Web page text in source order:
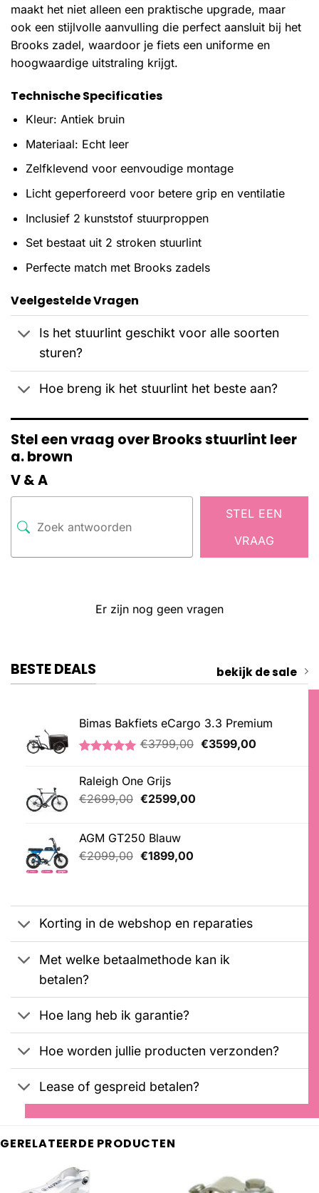
maakt het niet alleen een praktische upgrade, maar
ook een stijlvolle aanvulling die perfect aansluit bij het
Brooks zadel, waardoor je fiets een uniforme en
hoogwaardige uitstraling krijgt.
Technische Specificaties
Kleur: Antiek bruin
Materiaal: Echt leer
Zelfklevend voor eenvoudige montage
Licht geperforeerd voor betere grip en ventilatie
Inclusief 2 kunststof stuurproppen
Set bestaat uit 2 stroken stuurlint
Perfecte match met Brooks zadels
Veelgestelde Vragen
Is het stuurlint geschikt voor alle soorten
sturen?
Hoe breng ik het stuurlint het beste aan?
Stel een vraag over Brooks stuurlint leer
a. brown
V & A
STEL EEN
VRAAG
Er zijn nog geen vragen
BESTE DEALS bekijk de sale
Bimas Bakfiets eCargo 3.3 Premium
gebaseerd
op
klantbeoordelingen
€3799,00 Oorspronkelijke
€3599,00Huidige
Raleigh One Grijs
€2699,00 Oorspronkelijke
€2699,00.
€2599,00Huidige
AGM GT250 Blauw
€2099,00 Oorspronkelijke
€1899,00Huidige
Korting in de webshop en reparaties
Met welke betaalmethode kan ik
betalen?
Hoe lang heb ik garantie?
Hoe worden jullie producten verzonden?
Lease of gespreid betalen?
GERELATEERDE PRODUCTEN